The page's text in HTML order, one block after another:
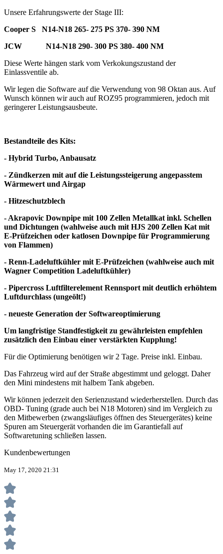
Unsere Erfahrungswerte der Stage III:
Cooper S N14-N18 265- 275 PS 370- 390 NM
JCW N14-N18 290- 300 PS 380- 400 NM
Diese Werte hängen stark vom Verkokungszustand der
Einlassventile ab.
Wir legen die Software auf die Verwendung von 98 Oktan aus. Auf
Wunsch können wir auch auf ROZ95 programmieren, jedoch mit
geringerer Leistungsausbeute.
Bestandteile des Kits:
- Hybrid Turbo, Anbausatz
- Zündkerzen mit auf die Leistungssteigerung angepasstem
Wärmewert und Airgap
- Hitzeschutzblech
- Akrapovic Downpipe mit 100 Zellen Metallkat inkl. Schellen
und Dichtungen (wahlweise auch mit HJS 200 Zellen Kat mit
E-Prüfzeichen oder katlosen Downpipe für Programmierung
von Flammen)
- Renn-Ladeluftkühler mit E-Prüfzeichen (wahlweise auch mit
Wagner Competition Ladeluftkühler)
- Pipercross Luftfilterelement Rennsport mit deutlich erhöhtem
Luftdurchlass (ungeölt!)
- neueste Generation der Softwareoptimierung
Um langfristige Standfestigkeit zu gewährleisten empfehlen
zusätzlich den Einbau einer verstärkten Kupplung!
Für die Optimierung benötigen wir 2 Tage. Preise inkl. Einbau.
Das Fahrzeug wird auf der Straße abgestimmt und geloggt. Daher
den Mini mindestens mit halbem Tank abgeben.
Wir können jederzeit den Serienzustand wiederherstellen. Durch das
OBD- Tuning (grade auch bei N18 Motoren) sind im Vergleich zu
den Mitbewerben (zwangsläufiges öffnen des Steuergerätes) keine
Spuren am Steuergerät vorhanden die im Garantiefall auf
Softwaretuning schließen lassen.
Kundenbewertungen
May 17, 2020 21:31